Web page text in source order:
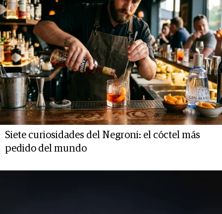
Siete curiosidades del Negroni: el cóctel más
pedido del mundo